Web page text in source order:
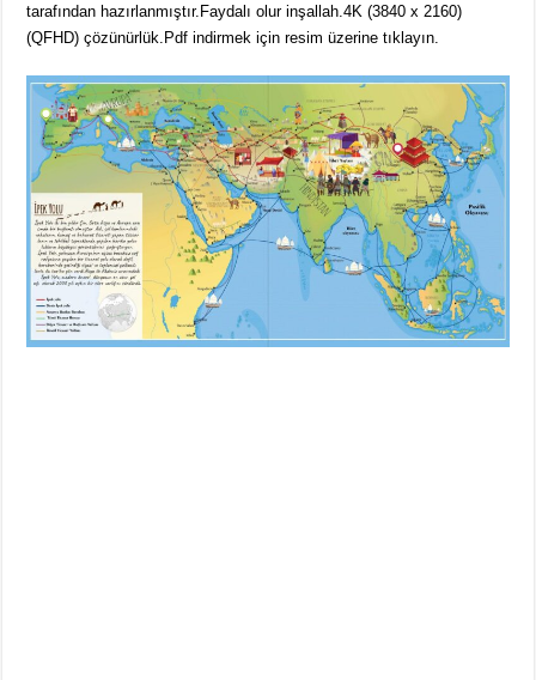
tarafından hazırlanmıştır.Faydalı olur inşallah.4K (3840 x 2160)
(QFHD) çözünürlük.Pdf indirmek için resim üzerine tıklayın.